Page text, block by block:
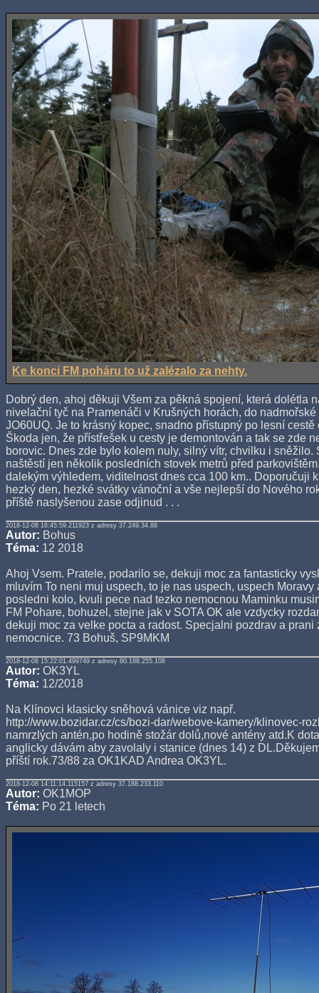
Ke konci FM poháru to už zalézalo za nehty.
Dobrý den, ahoj děkuji Všem za pěkná spojení, která dolétla
nivelační tyč na Pramenáči v Krušných horách, do
JO60UQ. Je to krásný kopec, snadno přístupný po lesní
Škoda jen, že přístřešek u cesty je demontován a tak se zde
borovic. Dnes zde bylo kolem nuly, silný vítr, chvilku i
naštěstí jen několik posledních stovek metrů před
dalekým výhledem, viditelnost dnes cca 100 km.. Doporučuji
hezký den, hezké svátky vánoční a vše nejlepší do Nového
příště naslyšenou zase odjinud . . .
2018-12-08 16:45:59.211923 z adresy 37.249.34.88
Autor: Bohus
Téma: 12 2018
Ahoj Vsem. Pratele, podarilo se, dekuji moc za fantasticky
mluvím To neni muj uspech, to je nas uspech, uspech
posledni kolo, kvuli pece nad tezko nemocnou Maminku
FM Pohare, bohuzel, stejne jak v SOTA OK ale vzdycky
dekuji moc za velke pocta a radost. Specjalni pozdrav a prani
nemocnice. 73 Bohuš, SP9MKM
2018-12-08 15:22:01.499749 z adresy 80.188.255.108
Autor: OK3YL
Téma: 12/2018
Na Klínovci klasicky sněhová vánice viz např.
http://www.bozidar.cz/cs/bozi-dar/webove-kamery/klinovec-
namrzlých antén,po hodině stožár dolů,nové antény atd.K
anglicky dávám aby zavolaly i stanice (dnes 14) z
příští rok.73/88 za OK1KAD Andrea OK3YL.
2018-12-08 14:11:14.115157 z adresy 37.188.233.110
Autor: OK1MOP
Téma: Po 21 letech